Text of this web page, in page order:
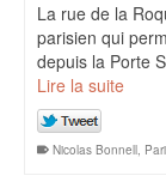
La rue de la
parisien qui
depuis la Porte
Lire la suite
Nicolas Bonnell,